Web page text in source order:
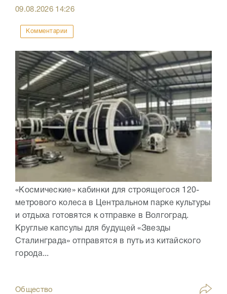
09.08.2026 14:26
Комментарии
«Космические» кабинки для строящегося 120-
метрового колеса в Центральном парке культуры
и отдыха готовятся к отправке в Волгоград.
Круглые капсулы для будущей «Звезды
Сталинграда» отправятся в путь из китайского
города...
Общество